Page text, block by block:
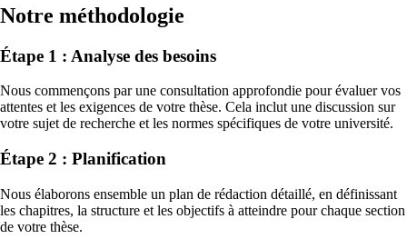
Notre méthodologie
Étape 1 : Analyse des besoins
Nous commençons par une consultation approfondie pour évaluer vos
attentes et les exigences de votre thèse. Cela inclut une discussion sur
votre sujet de recherche et les normes spécifiques de votre université.
Étape 2 : Planification
Nous élaborons ensemble un plan de rédaction détaillé, en définissant
les chapitres, la structure et les objectifs à atteindre pour chaque section
de votre thèse.